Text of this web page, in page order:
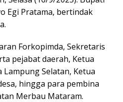
Egi Pratama, bertindak
Forkopimda, Sekretaris
pejabat daerah, Ketua
Selatan, Ketua
hingga para pembina
Merbau Mataram.